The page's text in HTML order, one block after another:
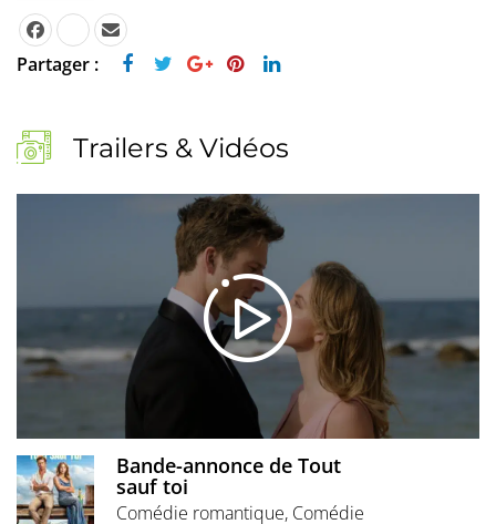
Partager :
Trailers & Vidéos
Bande-annonce de Tout
sauf toi
Comédie romantique, Comédie